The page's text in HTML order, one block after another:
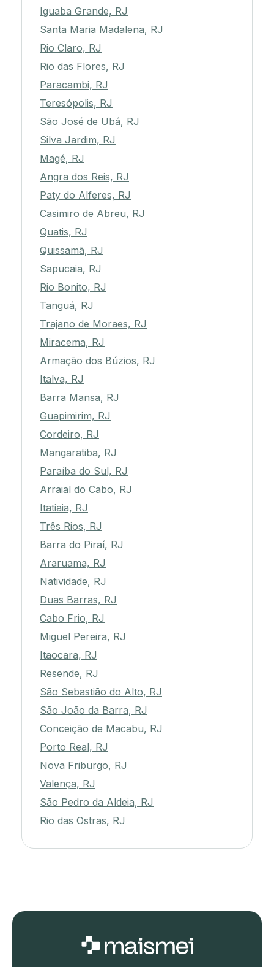
Iguaba Grande, RJ
Santa Maria Madalena, RJ
Rio Claro, RJ
Rio das Flores, RJ
Paracambi, RJ
Teresópolis, RJ
São José de Ubá, RJ
Silva Jardim, RJ
Magé, RJ
Angra dos Reis, RJ
Paty do Alferes, RJ
Casimiro de Abreu, RJ
Quatis, RJ
Quissamã, RJ
Sapucaia, RJ
Rio Bonito, RJ
Tanguá, RJ
Trajano de Moraes, RJ
Miracema, RJ
Armação dos Búzios, RJ
Italva, RJ
Barra Mansa, RJ
Guapimirim, RJ
Cordeiro, RJ
Mangaratiba, RJ
Paraíba do Sul, RJ
Arraial do Cabo, RJ
Itatiaia, RJ
Três Rios, RJ
Barra do Piraí, RJ
Araruama, RJ
Natividade, RJ
Duas Barras, RJ
Cabo Frio, RJ
Miguel Pereira, RJ
Itaocara, RJ
Resende, RJ
São Sebastião do Alto, RJ
São João da Barra, RJ
Conceição de Macabu, RJ
Porto Real, RJ
Nova Friburgo, RJ
Valença, RJ
São Pedro da Aldeia, RJ
Rio das Ostras, RJ